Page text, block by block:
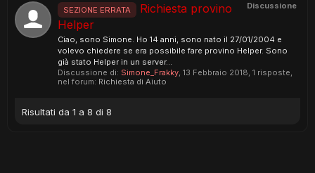
Discussione
SEZIONE ERRATA
Richiesta provino
Helper
Ciao, sono Simone. Ho 14 anni, sono nato il 27/01/2004 e
volevo chiedere se era possibile fare provino Helper. Sono
già stato Helper in un server...
Discussione di: Simone_Frakky, 13 Febbraio 2018, 1 risposte,
nel forum: Richiesta di Aiuto
Risultati da 1 a 8 di 8